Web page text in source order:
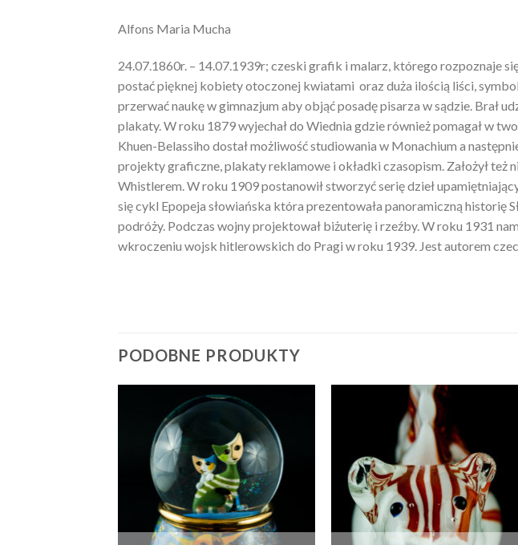
Alfons Maria Mucha
24.07.1860r. – 14.07.1939r; czeski grafik i malarz, którego rozpoznaje
postać pięknej kobiety otoczonej kwiatami oraz duża ilością liści,
przerwać naukę w gimnazjum aby objąć posadę pisarza w sądzie. Brał
plakaty. W roku 1879 wyjechał do Wiednia gdzie również pomagał w
Khuen-Belassiho dostał możliwość studiowania w Monachium a
projekty graficzne, plakaty reklamowe i okładki czasopism. Założył też
Whistlerem. W roku 1909 postanowił stworzyć serię dzieł
się cykl Epopeja słowiańska która prezentowała panoramiczną historię
podróży. Podczas wojny projektował biżuterię i rzeźby. W roku 1931
wkroczeniu wojsk hitlerowskich do Pragi w roku 1939. Jest autorem
PODOBNE PRODUKTY